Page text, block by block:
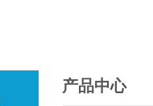
产品中心